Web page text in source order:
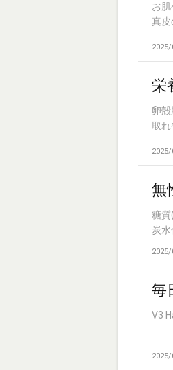
お
真皮
栄
卵
取れ
無
糖質
炭水
毎
V3